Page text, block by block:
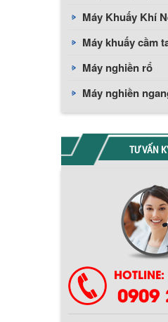
Máy Khuấy Khí
Máy khuấy cầm
Máy nghiền rổ
Máy nghiền
TƯ VẤN
HOTLINE:
0909
Chính sách